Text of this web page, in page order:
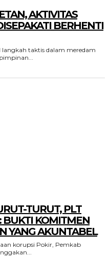
AKTIVITAS
BERHENTI
taktis dalam meredam
TURUT, PLT
BUKTI KOMITMEN
YANG AKUNTABEL
korupsi Pokir, Pemkab